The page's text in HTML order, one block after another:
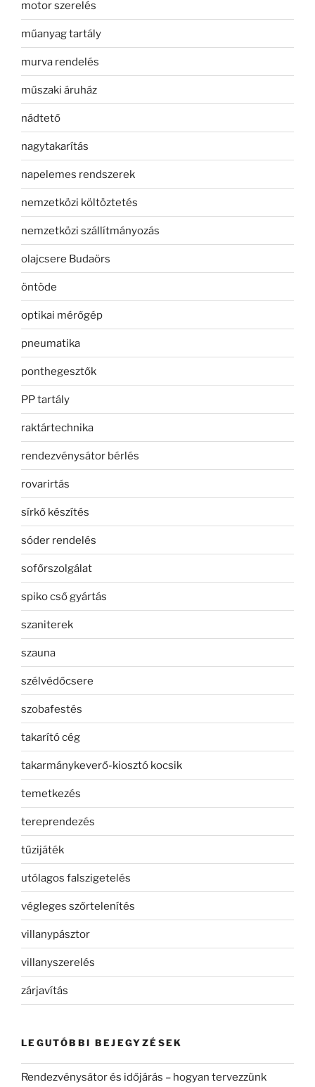
motor szerelés
műanyag tartály
murva rendelés
műszaki áruház
nádtető
nagytakarítás
napelemes rendszerek
nemzetközi költöztetés
nemzetközi szállítmányozás
olajcsere Budaörs
öntöde
optikai mérőgép
pneumatika
ponthegesztők
PP tartály
raktártechnika
rendezvénysátor bérlés
rovarirtás
sírkő készítés
sóder rendelés
sofőrszolgálat
spiko cső gyártás
szaniterek
szauna
szélvédőcsere
szobafestés
takarító cég
takarmánykeverő-kiosztó kocsik
temetkezés
tereprendezés
tűzijáték
utólagos falszigetelés
végleges szőrtelenítés
villanypásztor
villanyszerelés
zárjavítás
LEGUTÓBBI BEJEGYZÉSEK
Rendezvénysátor és időjárás – hogyan tervezzünk